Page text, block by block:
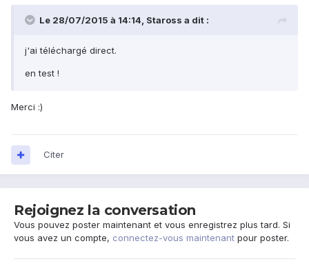
Le 28/07/2015 à 14:14, Staross a dit :
j'ai téléchargé direct.
en test !
Merci :)
Citer
Rejoignez la conversation
Vous pouvez poster maintenant et vous enregistrez plus tard. Si
vous avez un compte, connectez-vous maintenant pour poster.